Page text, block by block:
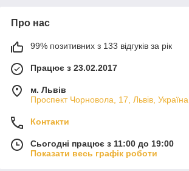
Про нас
99% позитивних з 133 відгуків за рік
Працює з 23.02.2017
м. Львів
Проспект Чорновола, 17, Львів, Україна
Контакти
Сьогодні працює з 11:00 до 19:00
Показати весь графік роботи